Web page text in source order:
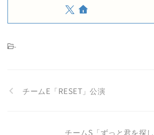
-
チームE「RESET」公演
チームS「ずっと君を探